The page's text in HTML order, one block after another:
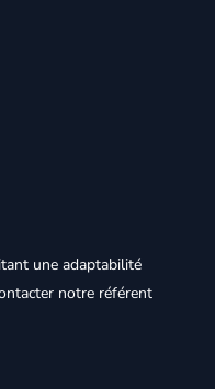
une adaptabilité
notre référent